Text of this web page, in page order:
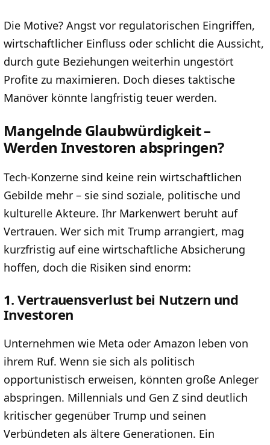
Die Motive? Angst vor regulatorischen Eingriffen,
wirtschaftlicher Einfluss oder schlicht die Aussicht,
durch gute Beziehungen weiterhin ungestört
Profite zu maximieren. Doch dieses taktische
Manöver könnte langfristig teuer werden.
Mangelnde Glaubwürdigkeit –
Werden Investoren abspringen?
Tech-Konzerne sind keine rein wirtschaftlichen
Gebilde mehr – sie sind soziale, politische und
kulturelle Akteure. Ihr Markenwert beruht auf
Vertrauen. Wer sich mit Trump arrangiert, mag
kurzfristig auf eine wirtschaftliche Absicherung
hoffen, doch die Risiken sind enorm:
1. Vertrauensverlust bei Nutzern und
Investoren
Unternehmen wie Meta oder Amazon leben von
ihrem Ruf. Wenn sie sich als politisch
opportunistisch erweisen, könnten große Anleger
abspringen. Millennials und Gen Z sind deutlich
kritischer gegenüber Trump und seinen
Verbündeten als ältere Generationen. Ein